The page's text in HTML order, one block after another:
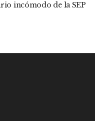
incómodo de la SEP